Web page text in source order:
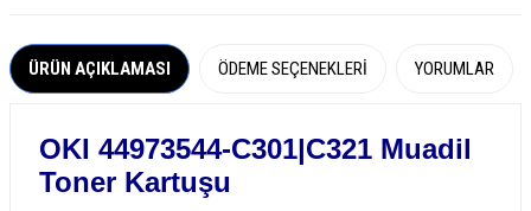
ÜRÜN AÇIKLAMASI ÖDEME SEÇENEKLERI YORUMLAR
OKI 44973544-C301|C321 Muadil
Toner Kartuşu